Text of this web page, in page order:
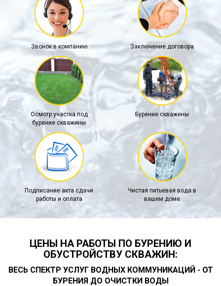
Звонок в компанию Заключение договора
Осмотр участка под
бурение скважины
Бурение скважины
Подписание акта сдачи
работы и оплата
Чистая питьевая вода в
вашем доме
ЦЕНЫ НА РАБОТЫ ПО БУРЕНИЮ И
ОБУСТРОЙСТВУ СКВАЖИН:
ВЕСЬ СПЕКТР УСЛУГ ВОДНЫХ КОММУНИКАЦИЙ - ОТ
БУРЕНИЯ ДО ОЧИСТКИ ВОДЫ